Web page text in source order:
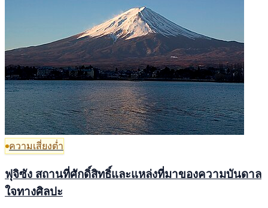
ความเสี่ยงต่ำ
ฟุจิซัง สถานที่ศักดิ์สิทธิ์และแหล่งที่มาของความบันดาล
ใจทางศิลปะ